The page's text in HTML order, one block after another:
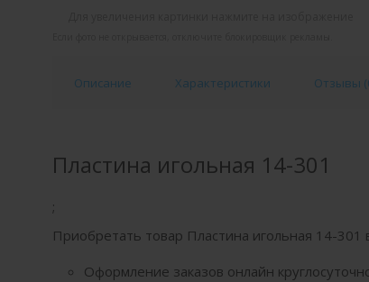
Описание Характеристики Отзывы (
Пластина игольная 14-301
;
Приобретать товар Пластина игольная 14-
Оформление заказов онлайн